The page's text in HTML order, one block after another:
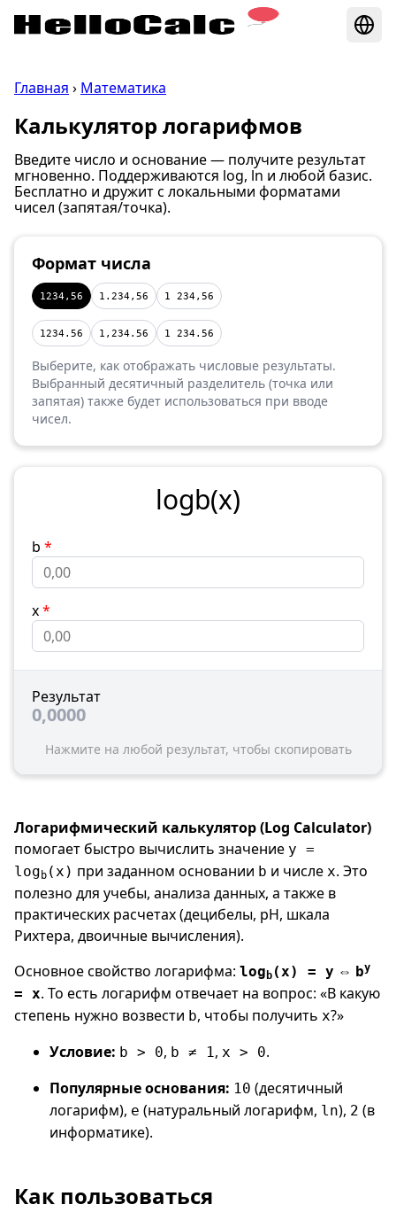
Главная › Математика
Калькулятор логарифмов
Введите число и основание — получите результат
мгновенно. Поддерживаются log, ln и любой базис.
Бесплатно и дружит с локальными форматами
чисел (запятая/точка).
Формат числа
1234,56 1.234,56 1 234,56
1234.56 1,234.56 1 234.56
Выберите, как отображать числовые результаты.
Выбранный десятичный разделитель (точка или
запятая) также будет использоваться при вводе
чисел.
logb(x)
b *
x*
Результат
0,0000
Нажмите на любой результат, чтобы скопировать
Логарифмический калькулятор (Log Calculator)
помогает быстро вычислить значение y =
log b (x) при заданном основании b и числе x. Это
полезно для учебы, анализа данных, а также в
практических расчетах (децибелы, pH, шкала
Рихтера, двоичные вычисления).
Основное свойство логарифма: log b (x) = y ⇔ by
= x. То есть логарифм отвечает на вопрос: «В какую
степень нужно возвести b, чтобы получить x?»
Условие: b > 0, b ≠ 1, x > 0.
Популярные основания: 10 (десятичный
логарифм), e (натуральный логарифм, ln), 2 (в
информатике).
Как пользоваться